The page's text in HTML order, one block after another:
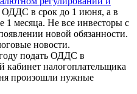
ОДДС в срок до 1 июня, а в
1 месяца. Не все инвесторы с
новой обязанности.
новости.
подать ОДДС в
кабинет налогоплательщика
произошли нужные